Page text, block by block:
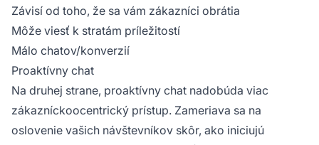
Závisí od toho, že sa vám zákazníci obrátia
Môže viesť k stratám príležitostí
Málo chatov/konverzií
Proaktívny chat
Na druhej strane, proaktívny chat nadobúda viac
zákazníckoocentrický prístup. Zameriava sa na
oslovenie vašich návštevníkov skôr, ako iniciujú